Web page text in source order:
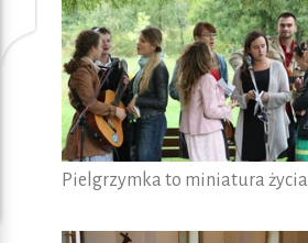
Pielgrzymka to miniatura życia